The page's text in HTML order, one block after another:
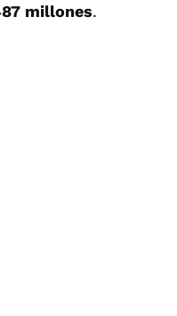
millones.